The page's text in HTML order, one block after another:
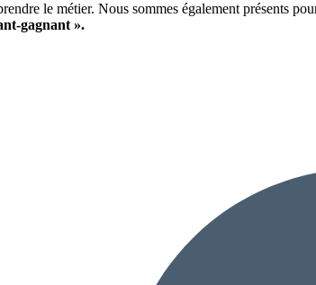
le métier. Nous sommes également présents
gagnant ».